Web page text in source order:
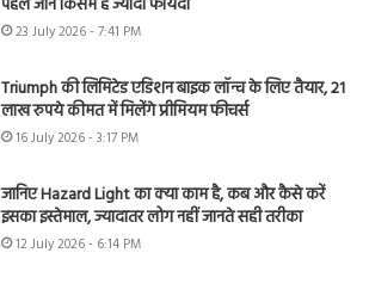
पहले जानें किसमें है ज्यादा फायदा
23 July 2026 - 7:41 PM
Triumph की लिमिटेड एडिशन बाइक लॉन्च के लिए तैयार, 21
लाख रुपये कीमत में मिलेंगे प्रीमियम फीचर्स
16 July 2026 - 3:17 PM
जानिए Hazard Light का क्या काम है, कब और कैसे करें
इसका इस्तेमाल, ज्यादातर लोग नहीं जानते सही तरीका
12 July 2026 - 6:14 PM